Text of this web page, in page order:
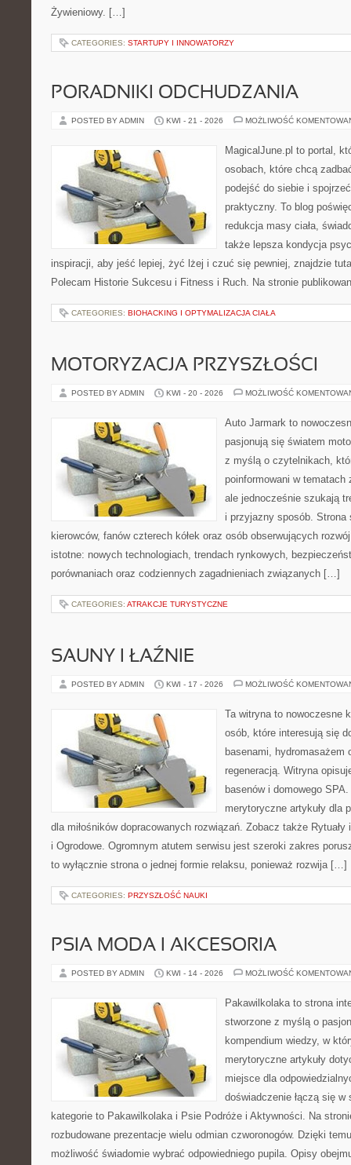
Żywieniowy. […]
CATEGORIES: STARTUPY I INNOWATORZY
PORADNIKI ODCHUDZANIA
POSTED BY ADMIN KWI - 21 - 2026 MOŻLIWOŚĆ
MagicalJune.pl to portal,
osobach, które chcą
podejść do siebie i
praktyczny. To blog
redukcja masy ciała,
także lepsza kondycja
inspiracji, aby jeść lepiej, żyć lżej i czuć się pewniej, znajdzie
Polecam Historie Sukcesu i Fitness i Ruch. Na stronie
CATEGORIES: BIOHACKING I OPTYMALIZACJA CIAŁA
MOTORYZACJA PRZYSZŁOŚCI
POSTED BY ADMIN KWI - 20 - 2026 MOŻLIWOŚĆ
Auto Jarmark to
pasjonują się światem
z myślą o czytelnikach,
poinformowani w
ale jednocześnie szukają
i przyjazny sposób.
kierowców, fanów czterech kółek oraz osób obserwujących
istotne: nowych technologiach, trendach rynkowych,
porównaniach oraz codziennych zagadnieniach związanych […]
CATEGORIES: ATRAKCJE TURYSTYCZNE
SAUNY I ŁAŹNIE
POSTED BY ADMIN KWI - 17 - 2026 MOŻLIWOŚĆ
Ta witryna to nowoczesne
osób, które interesują się
basenami, hydromasażem
regeneracją. Witryna
basenów i domowego
merytoryczne artykuły dla
dla miłośników dopracowanych rozwiązań. Zobacz także
i Ogrodowe. Ogromnym atutem serwisu jest szeroki zakres
to wyłącznie strona o jednej formie relaksu, ponieważ rozwija […]
CATEGORIES: PRZYSZŁOŚĆ NAUKI
PSIA MODA I AKCESORIA
POSTED BY ADMIN KWI - 14 - 2026 MOŻLIWOŚĆ
Pakawilkolaka to strona
stworzone z myślą o
kompendium wiedzy, w
merytoryczne artykuły
miejsce dla
doświadczenie łączą się w
kategorie to Pakawilkolaka i Psie Podróże i Aktywności. Na
rozbudowane prezentacje wielu odmian czworonogów. Dzięki
możliwość świadomie wybrać odpowiedniego pupila. Opisy